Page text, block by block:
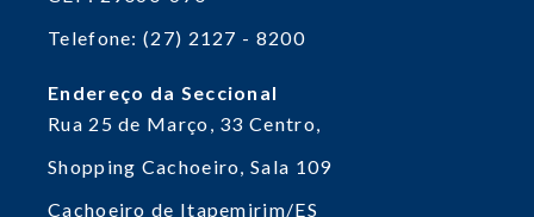
Telefone: (27) 2127 - 8200
Endereço da Seccional
Rua 25 de Março, 33Centro,
Shopping Cachoeiro, Sala 109
Cachoeiro de Itapemirim/ES